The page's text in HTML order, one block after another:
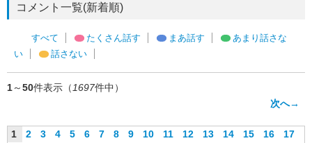
コメント一覧(新着順)
すべて たくさん話す まあ話す
あまり話さな
い
話さない
1～50件表示（ 1697件中）
次へ→
1 2 3 4 5 6 7 8 9 10 11 12 13 14 15 16
17